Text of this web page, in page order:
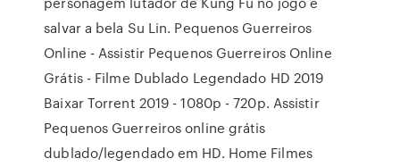
salvar a bela Su Lin. Pequenos Guerreiros
Online - Assistir Pequenos Guerreiros Online
Grátis - Filme Dublado Legendado HD 2019
Baixar Torrent 2019 - 1080p - 720p. Assistir
Pequenos Guerreiros online grátis
dublado/legendado em HD. Home Filmes